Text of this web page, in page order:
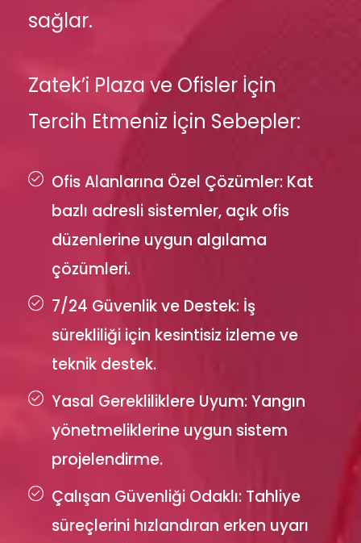
sağlar.
Zatek’i Plaza ve Ofisler İçin
Tercih Etmeniz İçin Sebepler:
Ofis Alanlarına Özel Çözümler: Kat
bazlı adresli sistemler, açık ofis
düzenlerine uygun algılama
çözümleri.
7/24 Güvenlik ve Destek: İş
sürekliliği için kesintisiz izleme ve
teknik destek.
Yasal Gerekliliklere Uyum: Yangın
yönetmeliklerine uygun sistem
projelendirme.
Çalışan Güvenliği Odaklı: Tahliye
süreçlerini hızlandıran erken uyarı